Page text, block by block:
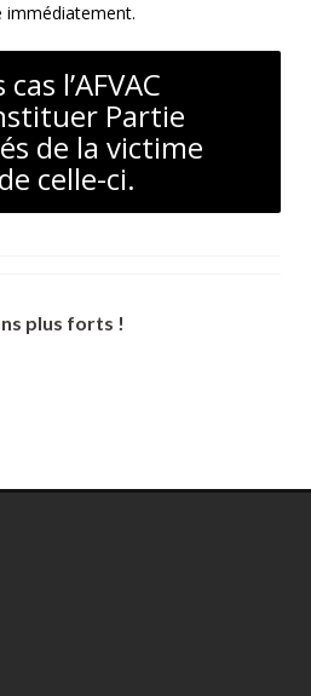
immédiatement.
l’AFVAC
Partie
de la victime
celle-ci.
plus forts !